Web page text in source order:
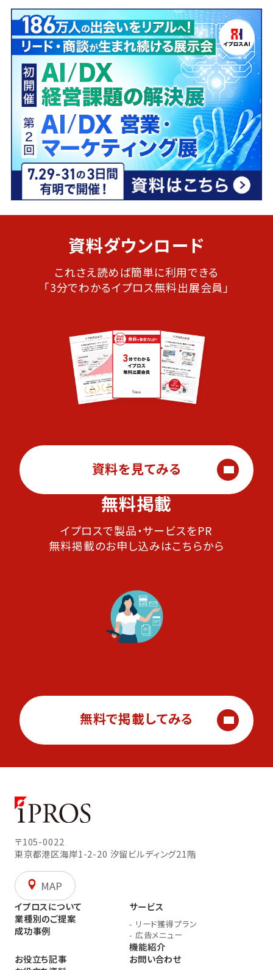
資料ダウンロード
これさえ読めば簡単に利用できる
「3分でわかるイプロス無料出展会員」
資料を見てみる
無料掲載
イプロスで製品・サービスをPR
無料掲載のお申し込みはこちらから
無料で掲載してみる
〒105-0022
東京都港区海岸1-2-20 汐留ビルディング21階
MAP
イプロスについて
業種別のご提案
成功事例
サービス
- リード獲得プラン
- 広告メニュー
機能紹介
お役立ち記事
お問い合わせ